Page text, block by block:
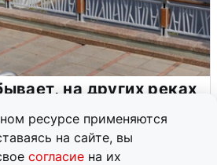
ресурсе применяются
на сайте, вы
согласие на их
на других реках